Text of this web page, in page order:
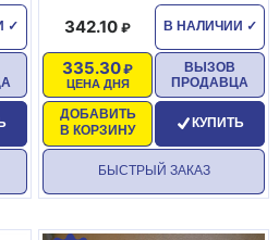
✓ В НАЛИЧИИ ✓
342.10
ЦЕНА ДНЯ
335.30
ДОБАВИТЬ
В КОРЗИНУ
ВЫЗОВ
ПРОДАВЦА
КУПИТЬ
БЫСТРЫЙ ЗАКАЗ